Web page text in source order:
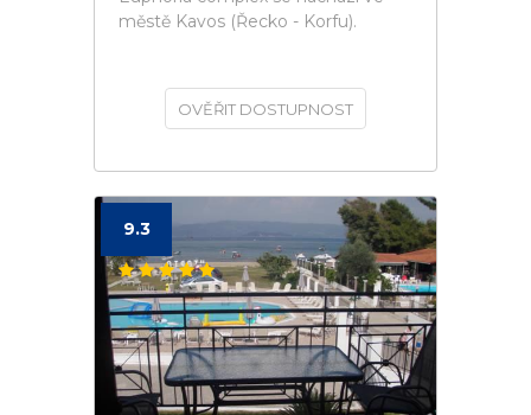
městě Kavos (Řecko - Korfu).
OVĚŘIT DOSTUPNOST
9.3